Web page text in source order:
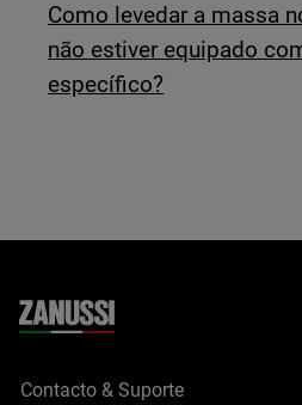
Como levedar a massa
não estiver equipado
específico?
Contacto & Suporte